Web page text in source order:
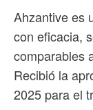
Ahzantive es
con eficacia,
comparables
Recibió la
2025 para el